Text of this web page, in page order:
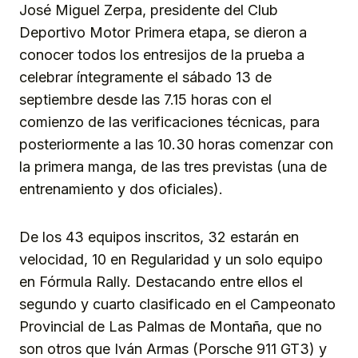
José Miguel Zerpa, presidente del Club
Deportivo Motor Primera etapa, se dieron a
conocer todos los entresijos de la prueba a
celebrar íntegramente el sábado 13 de
septiembre desde las 7.15 horas con el
comienzo de las verificaciones técnicas, para
posteriormente a las 10.30 horas comenzar con
la primera manga, de las tres previstas (una de
entrenamiento y dos oficiales).
De los 43 equipos inscritos, 32 estarán en
velocidad, 10 en Regularidad y un solo equipo
en Fórmula Rally. Destacando entre ellos el
segundo y cuarto clasificado en el Campeonato
Provincial de Las Palmas de Montaña, que no
son otros que Iván Armas (Porsche 911 GT3) y